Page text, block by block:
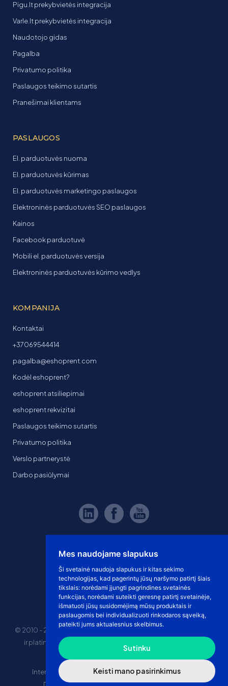
Mes naudojame slapukus
Ši svetainė naudoja slapukus ir kitas sekimo
technologijas, kad pagerintų jūsų naršymo patirtį šiais
tikslais: norėdami įjungti pagrindines svetainės
funkcijas, norėdami suteikti geresnę patirtį svetainėje,
išmatuoti jūsų susidomėjimą mūsų produktais ir
paslaugomis bei individualizuoti rinkodaros sąveiką,
pateikti jums aktualesnius skelbimus.
Sutinku
Keisti mano pasirinkimus
Pigu.lt prekybvietės integracija
Varle.lt prekybvietės integracija
Naudotojo gidas
Pagalba
Privatumo politika
Paslaugos teikimo sutartis
Pranešimai klientams
PASLAUGOS
El. parduotuvės nuoma
El. parduotuvės kūrimas
El. parduotuvės marketingo paslaugos
Elektroninės parduotuvės SEO paslaugos
Kainos
Facebook parduotuvė
Mobili el. parduotuvės versija
Elektroninės parduotuvės kūrimo vedlys
KOMPANIJA
Kontaktai
+37069544414
pagalba@eshoprent.com
Kodėl eshoprent?
eshoprent atsiliepimai
eshoprent rekvizitai
Paslaugos teikimo sutartis
Privatumo politika
Verslo partnerystė
Darbo pasiūlymai
© 2010 - 2026 eshoprent prekinis ženklas saugomas. Kopijuoti
ir platinti svetainės turinį be sutikimo griežtai draudžiama.
Internetinė prekyba
El. parduotuvės nuomos kaina
Drophipping prekyba
Marketplace prekyba